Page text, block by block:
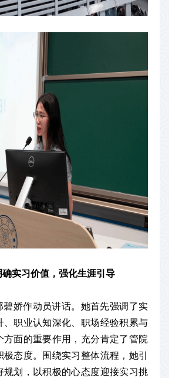
实习价值，强化生涯引导
碧娇作动员讲话。她首先强调了实
、职业认知深化、职场经验积累与
方面的重要作用，充分肯定了管院
态度。围绕实习整体流程，她引
规划，以积极的心态度迎接实习挑